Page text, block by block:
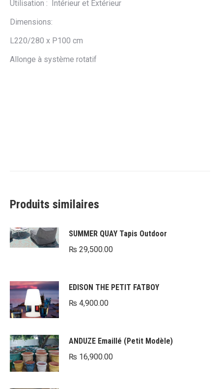
Utilisation : Intérieur et Extérieur
Dimensions:
L220/280 x P100 cm
Allonge à système rotatif
Produits similaires
SUMMER QUAY Tapis Outdoor
₨ 29,500.00
EDISON THE PETIT FATBOY
₨ 4,900.00
ANDUZE Emaillé (Petit Modèle)
₨ 16,900.00